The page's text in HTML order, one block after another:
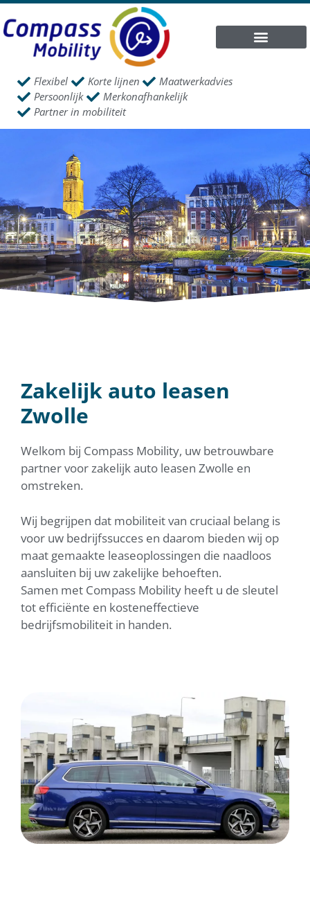
Flexibel Korte lijnen
Maatwerkadvies
Persoonlijk
Merkonafhankelijk
Partner in mobiliteit
Compass Mobility
Neem contact met mij op!
Zakelijk auto leasen
Zwolle
Welkom bij Compass Mobility, uw betrouwbare
partner voor zakelijk auto leasen Zwolle en
omstreken.
Wij begrijpen dat mobiliteit van cruciaal belang is
voor uw bedrijfssucces en daarom bieden wij op
maat gemaakte leaseoplossingen die naadloos
aansluiten bij uw zakelijke behoeften.
Samen met Compass Mobility heeft u de sleutel
tot efficiënte en kosteneffectieve
bedrijfsmobiliteit in handen.